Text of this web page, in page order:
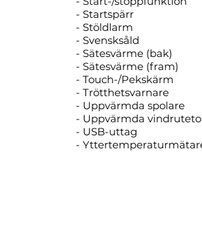
- Startspärr
- Stöldlarm
- Svensksåld
- Sätesvärme (bak)
- Sätesvärme (fram)
- Touch-/Pekskärm
- Trötthetsvarnare
- Uppvärmda spolare
- Uppvärmda
- USB-uttag
-